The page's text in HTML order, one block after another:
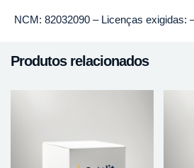
NCM: 82032090 – Licenças exigidas:
Produtos relacionados